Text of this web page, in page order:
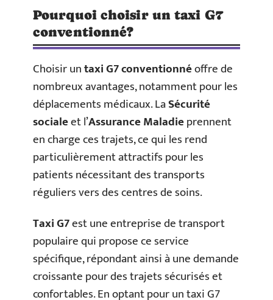
Pourquoi choisir un taxi G7
conventionné?
Choisir untaxi G7 conventionnéoffre de
nombreux avantages, notamment pour les
déplacements médicaux. LaSécurité
socialeet l’Assurance Maladieprennent
en charge ces trajets, ce qui les rend
particulièrement attractifs pour les
patients nécessitant des transports
réguliers vers des centres de soins.
Taxi G7est une entreprise de transport
populaire qui propose ce service
spécifique, répondant ainsi à une demande
croissante pour des trajets sécurisés et
confortables. En optant pour un taxi G7